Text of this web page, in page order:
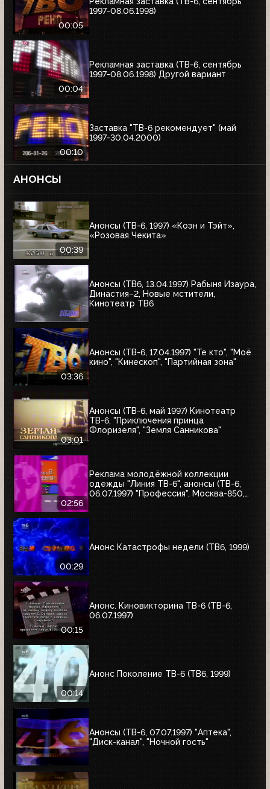
00:05
1997-08.06.1998)
00:04
Рекламная заставка (ТВ-6, сентябрь
1997-08.06.1998) Другой вариант
00:10
Заставка "ТВ-6 рекомендует" (май
1997-30.04.2000)
АНОНСЫ
00:39
Анонсы (ТВ-6, 1997) «Коэн и Тэйт»,
«Розовая Чекита»
Анонсы (ТВ6, 13.04.1997) Рабыня Изаура,
Династия–2, Новые мстители,
Кинотеатр ТВ6
03:36
Анонсы (ТВ-6, 17.04.1997) "Те кто", "Моё
кино", "Кинескоп", "Партийная зона"
03:01
Анонсы (ТВ-6, май 1997) Кинотеатр
ТВ-6, "Приключения принца
Флоризеля", "Земля Санникова"
02:56
Реклама молодёжной коллекции
одежды "Линия ТВ-6", анонсы (ТВ-6,
06.07.1997) "Профессия", Москва-850,
00:29
Анонс Катастрофы недели (ТВ6, 1999)
00:15
Анонс. Киновикторина ТВ-6 (ТВ-6,
06.07.1997)
00:14
Анонс Поколение ТВ-6 (ТВ6, 1999)
Анонсы (ТВ-6, 07.07.1997) "Аптека",
"Диск-канал", "Ночной гость"